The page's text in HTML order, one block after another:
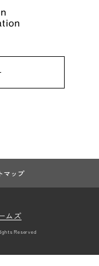
マップ
ムズ
Reserved